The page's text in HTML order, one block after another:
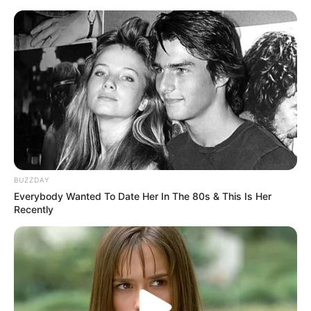
To będzie krótki powrót „Lokiego”.
Czas trwania odcinków rozczaruje
fanów Marvela
Mateusz Zaczyk 17 września 2023 Aktualności
BUZZDAY
Everybody Wanted To Date Her In The 80s & This Is Her
Recently